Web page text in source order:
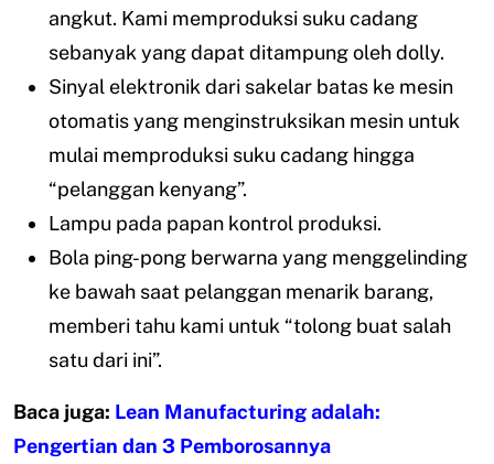
angkut. Kami memproduksi suku cadang
sebanyak yang dapat ditampung oleh dolly.
Sinyal elektronik dari sakelar batas ke mesin
otomatis yang menginstruksikan mesin untuk
mulai memproduksi suku cadang hingga
“pelanggan kenyang”.
Lampu pada papan kontrol produksi.
Bola ping-pong berwarna yang menggelinding
ke bawah saat pelanggan menarik barang,
memberi tahu kami untuk “tolong buat salah
satu dari ini”.
Baca juga: Lean Manufacturing adalah:
Pengertian dan 3 Pemborosannya